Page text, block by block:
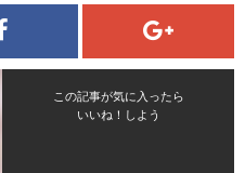
この記事が気に入ったら
いいね！しよう